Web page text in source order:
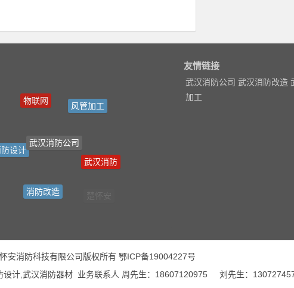
风管加工
武汉消防公司
友情链接
武汉消防公司 武汉消防改造
加工
安消防科技有限公司版权所有 鄂ICP备19004227号
设计,武汉消防器材 业务联系人 周先生：18607120975 刘先生：